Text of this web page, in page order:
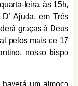
feira, às 15h,
Ajuda, em Três
graças à Deus
pelos mais de 17
nosso bispo
haverá um almoço